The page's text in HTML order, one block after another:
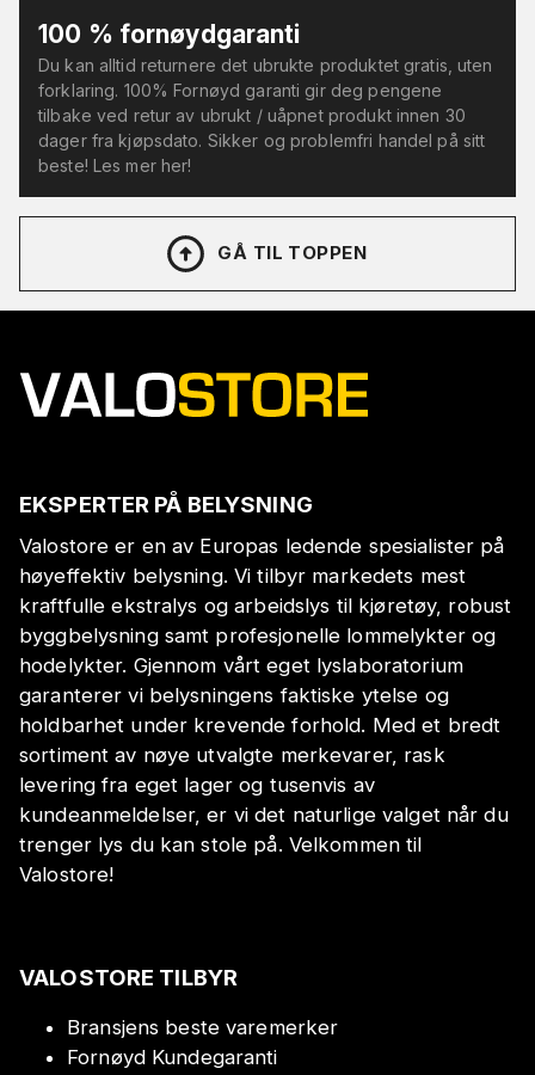
100 % fornøydgaranti
Du kan alltid returnere det ubrukte produktet gratis, uten
forklaring. 100% Fornøyd garanti gir deg pengene
tilbake ved retur av ubrukt / uåpnet produkt innen 30
dager fra kjøpsdato. Sikker og problemfri handel på sitt
beste! Les mer her!
GÅ TIL TOPPEN
EKSPERTER PÅ BELYSNING
Valostore er en av Europas ledende spesialister på
høyeffektiv belysning. Vi tilbyr markedets mest
kraftfulle ekstralys og arbeidslys til kjøretøy, robust
byggbelysning samt profesjonelle lommelykter og
hodelykter. Gjennom vårt eget lyslaboratorium
garanterer vi belysningens faktiske ytelse og
holdbarhet under krevende forhold. Med et bredt
sortiment av nøye utvalgte merkevarer, rask
levering fra eget lager og tusenvis av
kundeanmeldelser, er vi det naturlige valget når du
trenger lys du kan stole på. Velkommen til
Valostore!
VALOSTORE TILBYR
Bransjens beste varemerker
Fornøyd Kundegaranti